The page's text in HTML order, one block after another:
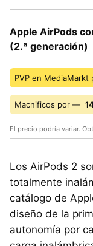
Apple AirPods
(2.ª generación)
PVP en
Macnificos por —
El precio podría variar.
Los AirPods 2
totalmente
catálogo de
diseño de la
autonomía por